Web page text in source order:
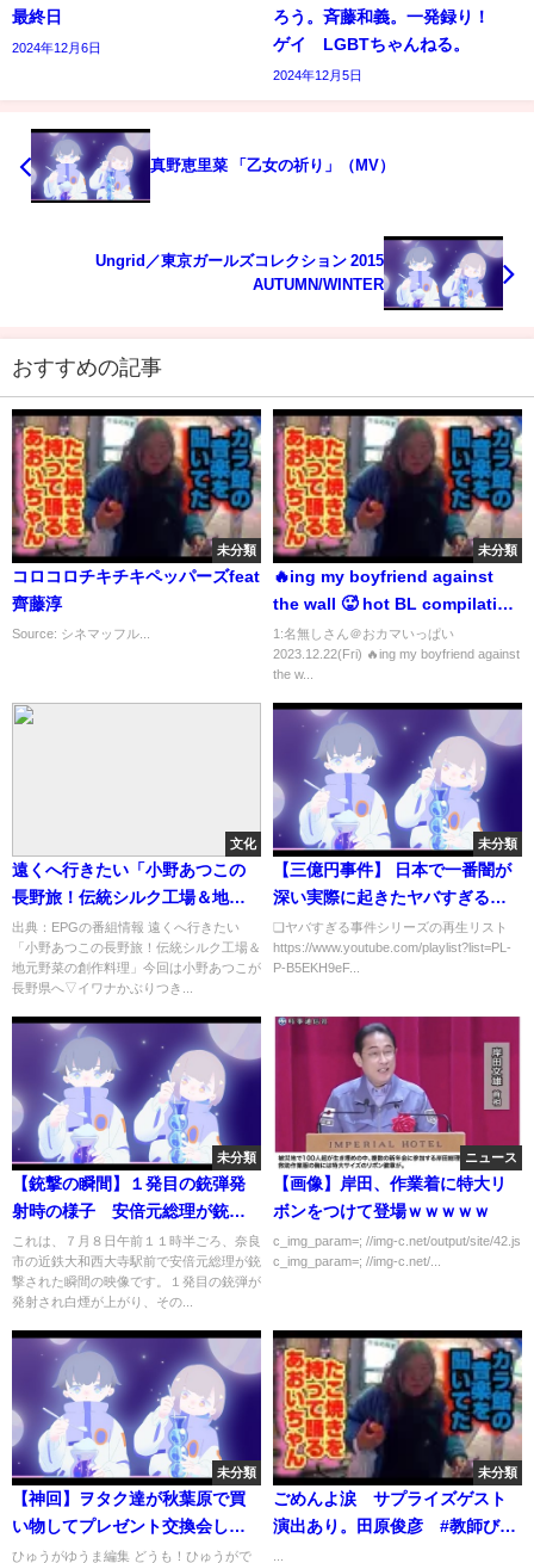
最終日
2024年12月6日
ろう。斉藤和義。一発録り！
ゲイ LGBTちゃんねる。
2024年12月5日
真野恵里菜 「乙女の祈り」（MV）
Ungrid／東京ガールズコレクション 2015
AUTUMN/WINTER
おすすめの記事
未分類
コロコロチキチキペッパーズfeat
齊藤淳
Source: シネマッフル...
未分類
🔥ing my boyfriend against
the wall 🥵 hot BL compilation
💋 #bl #gay #couple
1:名無しさん＠おカマいっぱい
2023.12.22(Fri) 🔥ing my boyfriend against
the w...
文化
遠くへ行きたい「小野あつこの
長野旅！伝統シルク工場＆地元
野菜の創作料理」[解][字]…の番
組内容解析まとめ
出典：EPGの番組情報 遠くへ行きたい
「小野あつこの長野旅！伝統シルク工場＆
地元野菜の創作料理」今回は小野あつこが
長野県へ▽イワナかぶりつき...
未分類
【三億円事件】 日本で一番闇が
深い実際に起きたヤバすぎる事
件！【未解決事件】【都市伝
説】【なろ屋】【ツッコミ】
❏ヤバすぎる事件シリーズの再生リスト
https://www.youtube.com/playlist?list=PL-
P-B5EKH9eF...
未分類
【銃撃の瞬間】１発目の銃弾発
射時の様子 安倍元総理が銃撃
され死亡（2022年7月8日）
これは、７月８日午前１１時半ごろ、奈良
市の近鉄大和西大寺駅前で安倍元総理が銃
撃された瞬間の映像です。１発目の銃弾が
発射され白煙が上がり、その...
ニュース
【画像】岸田、作業着に特大リ
ボンをつけて登場ｗｗｗｗｗ
c_img_param=; //img-c.net/output/site/42.js
c_img_param=; //img-c.net/...
未分類
【神回】ヲタク達が秋葉原で買
い物してプレゼント交換会した
ら盛り上がりすぎて家壊れた
ひゅうがゆうま編集 どうも！ひゅうがで
未分類
ごめんよ涙 サプライズゲスト
演出あり。田原俊彦 #教師びん